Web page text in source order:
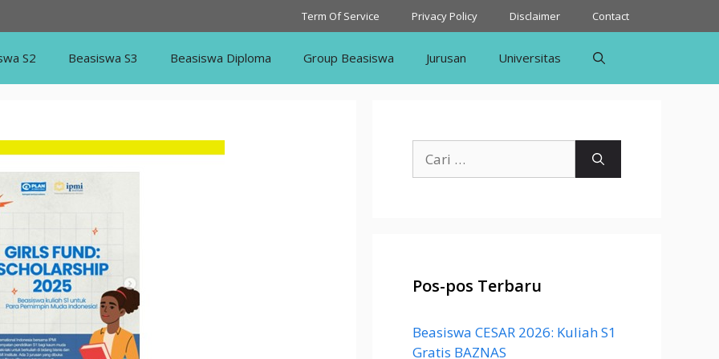
Term Of Service Privacy Policy Disclaimer Contact
S2 Beasiswa S3 Beasiswa Diploma Group Beasiswa Jurusan Universitas
untuk:
Pos-pos Terbaru
Beasiswa CESAR 2026: Kuliah S1
Gratis BAZNAS